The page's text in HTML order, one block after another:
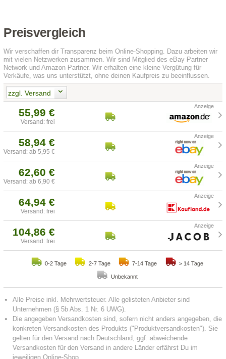
Preisvergleich
Wir verschaffen dir Transparenz beim Online-Shopping. Dazu arbeiten wir
mit vielen Netzwerken zusammen. Wir sind Mitglied des eBay Partner
Network und Amazon-Partner. Wir erhalten eine kleine Vergütung für
Verkäufe, was uns unterstützt, ohne deinen Kaufpreis zu beeinflussen.
zzgl. Versand
55,99 €
Versand: frei
58,94 €
Versand: ab 5,95 €
62,60 €
Versand: ab 6,90 €
64,94 €
Versand: frei
104,86 €
Versand: frei
0-2 Tage 2-7 Tage 7-14 Tage > 14 Tage
Unbekannt